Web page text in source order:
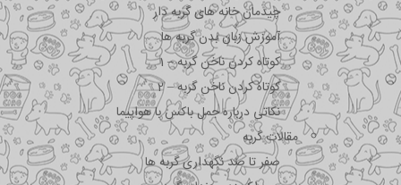
چیدمان خانه های گربه دار
آموزش زبان بدن گربه ها
کوتاه کردن ناخن گربه – 1
کوتاه کردن ناخن گربه – 2
نکاتی درباره جمل باکس با هواپیما
مقالات گربه
صفر تا صد نگهداری گربه ها